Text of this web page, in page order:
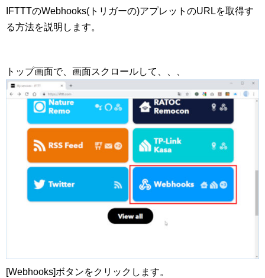
IFTTTのWebhooks(トリガーの)アプレットのURLを取得す
る方法を説明します。
トップ画面で、画面スクロールして、、、
[Webhooks]ボタンをクリックします。